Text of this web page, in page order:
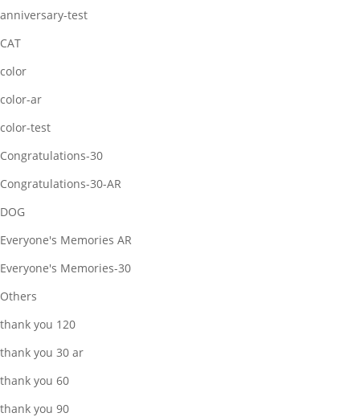
anniversary-test
CAT
color
color-ar
color-test
Congratulations-30
Congratulations-30-AR
DOG
Everyone's Memories AR
Everyone's Memories-30
Others
thank you 120
thank you 30 ar
thank you 60
thank you 90